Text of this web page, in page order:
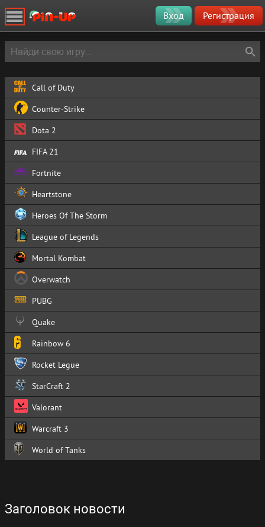
Вход Регистрация
Call of Duty
Counter-Strike
Dota 2
FIFA 21
Fortnite
Heartstone
Heroes Of The Storm
League of Legends
Mortal Kombat
Overwatch
PUBG
Quake
Rainbow 6
Rocket Legue
StarCraft 2
Valorant
Warcraft 3
World of Tanks
Заголовок новости